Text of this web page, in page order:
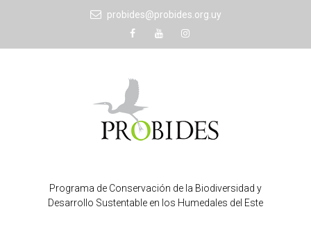
probides@probides.org.uy
Programa de Conservación de la Biodiversidad y
Desarrollo Sustentable en los Humedales del Este